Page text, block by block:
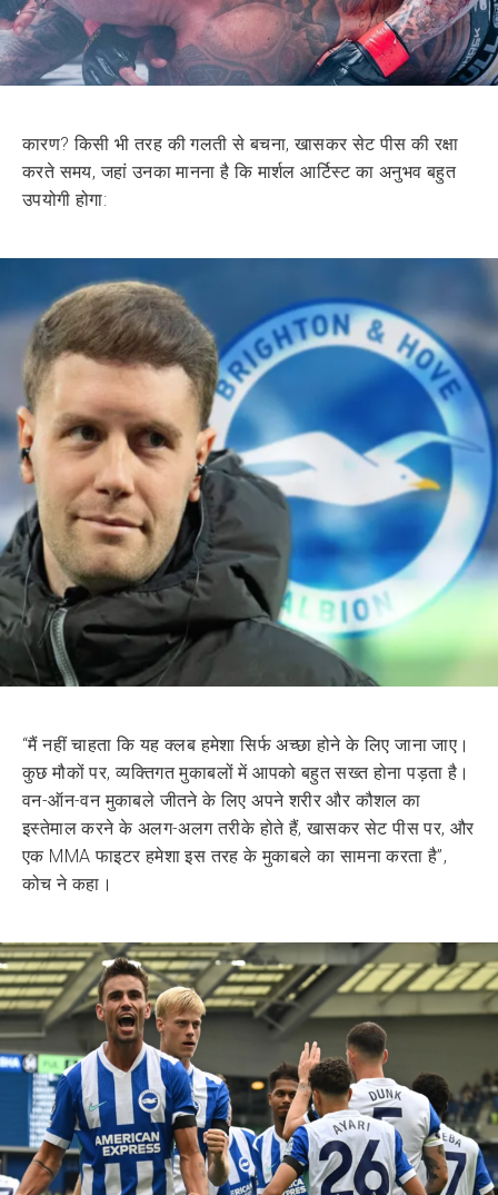
कारण? किसी भी तरह की गलती से बचना, खासकर सेट पीस की रक्षा
करते समय, जहां उनका मानना है कि मार्शल आर्टिस्ट का अनुभव बहुत
उपयोगी होगा:
“मैं नहीं चाहता कि यह क्लब हमेशा सिर्फ अच्छा होने के लिए जाना जाए।
कुछ मौकों पर, व्यक्तिगत मुकाबलों में आपको बहुत सख्त होना पड़ता है।
वन-ऑन-वन मुकाबले जीतने के लिए अपने शरीर और कौशल का
इस्तेमाल करने के अलग-अलग तरीके होते हैं, खासकर सेट पीस पर, और
एक MMA फाइटर हमेशा इस तरह के मुकाबले का सामना करता है”,
कोच ने कहा।